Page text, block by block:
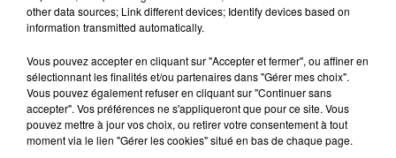
6 août 2026
Tags antisémites à Strasbourg :
Catherine Trautmann réagit
6 août 2026
Au zoo de Mulhouse : rencontre
other data sources; Link different devices; Identify devices based on
information transmitted automatically.
Vous pouvez accepter en cliquant sur "Accepter et fermer", ou affiner en
sélectionnant les finalités et/ou partenaires dans "Gérer mes choix".
Vous pouvez également refuser en cliquant sur "Continuer sans
accepter". Vos préférences ne s'appliqueront que pour ce site. Vous
pouvez mettre à jour vos choix, ou retirer votre consentement à tout
moment via le lien "Gérer les cookies" situé en bas de chaque page.